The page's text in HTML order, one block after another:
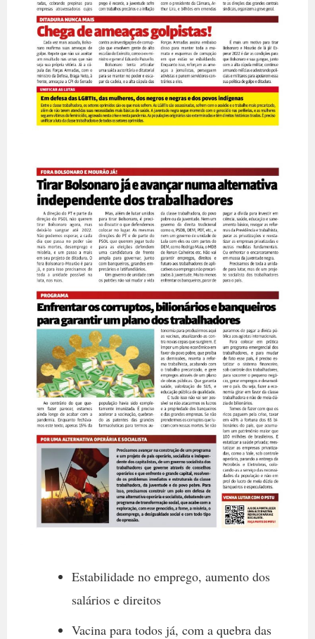
Estabilidade no emprego, aumento dos
salários e direitos
Vacina para todos já, com a quebra das